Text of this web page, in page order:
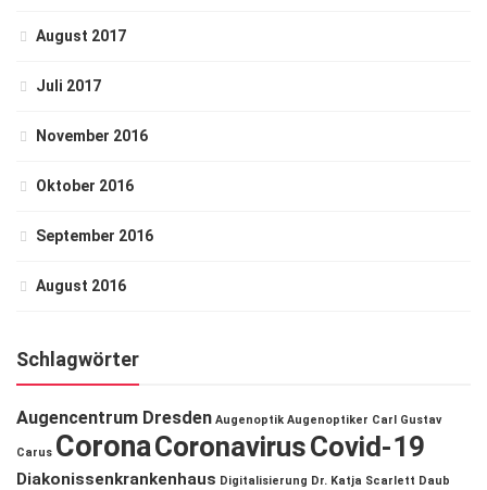
August 2017
Juli 2017
November 2016
Oktober 2016
September 2016
August 2016
Schlagwörter
Augencentrum Dresden Augenoptik Augenoptiker Carl Gustav
Carus CoronaCoronavirusCovid-19
Diakonissenkrankenhaus Digitalisierung Dr. Katja Scarlett Daub